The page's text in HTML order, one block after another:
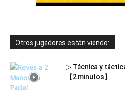
Otros jugadores están viendo:
▷ Técnica y
【2 minutos】